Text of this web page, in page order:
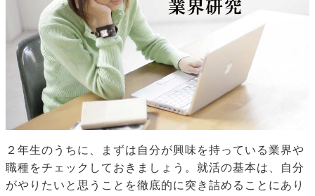
２年生のうちに、まずは自分が興味を持っている業界や
職種をチェックしておきましょう。就活の基本は、自分
がやりたいと思うことを徹底的に突き詰めることにあり